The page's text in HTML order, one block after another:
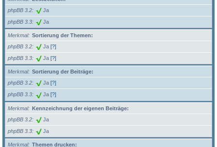
phpBB 3.2
Ja
phpBB 3.3 Ja
Merkmal
Sortierung der Themen:
phpBB 3.2
Ja [?]
phpBB 3.3 Ja [?]
Merkmal
Sortierung der Beiträge:
phpBB 3.2
Ja [?]
phpBB 3.3 Ja [?]
Merkmal
Kennzeichnung der eigenen Beiträge:
phpBB 3.2
Ja
phpBB 3.3 Ja
Merkmal
Themen drucken: